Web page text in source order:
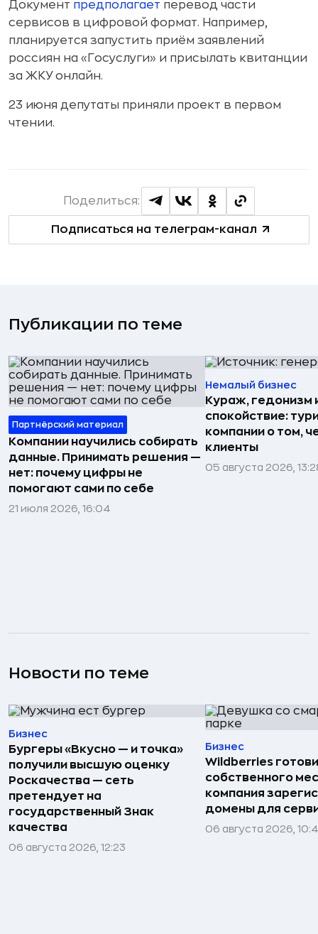
Документ предполагает перевод части
сервисов в цифровой формат. Например,
планируется запустить приём заявлений
россиян на «Госуслуги» и присылать квитанции
за ЖКУ онлайн.
23 июня депутаты приняли проект в первом
чтении.
Подписаться на телеграм-канал
Поделиться:
Публикации по теме
Партнёрский материал
Компании научились собирать
данные. Принимать решения —
нет: почему цифры не
помогают сами по себе
21 июля 2026, 16:04
Немалый бизнес
Кураж, гедонизм
спокойствие:
компании о том,
клиенты
05 августа 2026,
Новости по теме
Бизнес
Бургеры «Вкусно — и точка»
получили высшую оценку
Роскачества — сеть
претендует на
государственный Знак
качества
06 августа 2026, 12:23
Бизнес
Wildberries
собственного
компания
домены для
06 августа 2026,